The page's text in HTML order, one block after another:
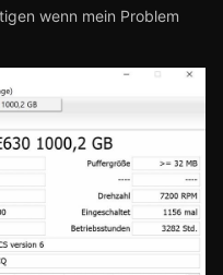
wenn mein Problem